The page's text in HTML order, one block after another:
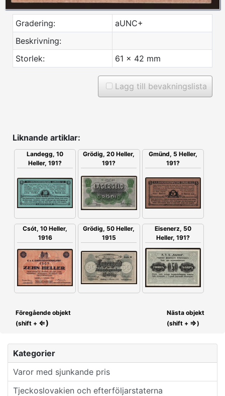
Kategorier
Varor med sjunkande pris
Tjeckoslovakien och efterföljarstaterna
Gradering:
aUNC+
Beskrivning:
Storlek:
61 x 42 mm
Lagg till bevakningslista
Liknande artiklar:
Landegg, 10
Heller, 191?
Grödig, 20 Heller,
191?
Gmünd, 5 Heller,
191?
Csót, 10 Heller,
1916
Grödig, 50 Heller,
1915
Eisenerz, 50
Heller, 191?
Föregående objekt
(shift + ⇐)
Nästa objekt
(shift + ⇒)